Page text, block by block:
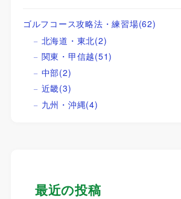
ゴルフコース攻略法・練習場(62)
北海道・東北(2)
関東・甲信越(51)
中部(2)
近畿(3)
九州・沖縄(4)
最近の投稿